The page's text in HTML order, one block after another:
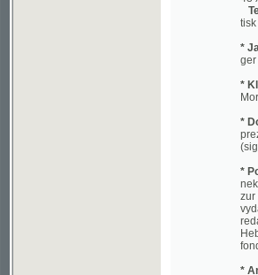
*
*
(sign. III
*
fondu
*
Noviny
* Místo
SIGLA:
GA 4/1,